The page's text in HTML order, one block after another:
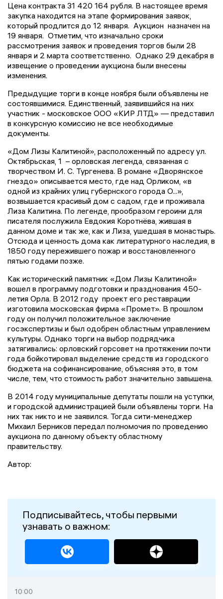
Цена контракта 31 420 164 рубля. В настоящее время
закупка находится на этапе формирования заявок,
который продлится до 12 января. Аукцион назначен на
19 января. Отметим, что изначально сроки
рассмотрения заявок и проведения торгов были 28
января и 2 марта соответственно. Однако 29 декабря в
извещение о проведении аукциона были внесены
изменения.
Предыдущие торги в конце ноября были объявлены не
состоявшимися. Единственный, заявившийся на них
участник - московское ООО «КИР ЛТД» — представил
в конкурсную комиссию не все необходимые
документы.
«Дом Лизы Калитиной», расположенный по адресу ул.
Октябрьская, 1 – орловская легенда, связанная с
творчеством И. С. Тургенева. В романе «Дворянское
гнездо» описывается место, где над Орликом, «в
одной из крайних улиц губернского города О...»,
возвышается красивый дом с садом, где и проживала
Лиза Калитина. По легенде, прообразом героини для
писателя послужила Евдокия Коротнёва, жившая в
данном доме и так же, как и Лиза, ушедшая в монастырь.
Отсюда и ценность дома как литературного наследия, в
1850 году пережившего пожар и восстановленного
пятью годами позже.
Как исторический памятник «Дом Лизы Калитиной»
вошел в программу подготовки и празднования 450-
летия Орла. В 2012 году проект его реставрации
изготовила московская фирма «Промет». В прошлом
году он получил положительное заключение
госэкспертизы и был одобрен областным управлением
культуры. Однако торги на выбор подрядчика
затягивались: орловский горсовет на протяжении почти
года бойкотировал выделение средств из городского
бюджета на софинансирование, объясняя это, в том
числе, тем, что стоимость работ значительно завышена.
В 2014 году муниципальные депутаты пошли на уступки,
и городской администрацией были объявлены торги. На
них так никто и не заявился. Тогда сити-менеджер
Михаил Берников передал полномочия по проведению
аукциона по данному объекту областному
правительству.
Автор:
Подписывайтесь, чтобы первыми
узнавать о важном:
10:00